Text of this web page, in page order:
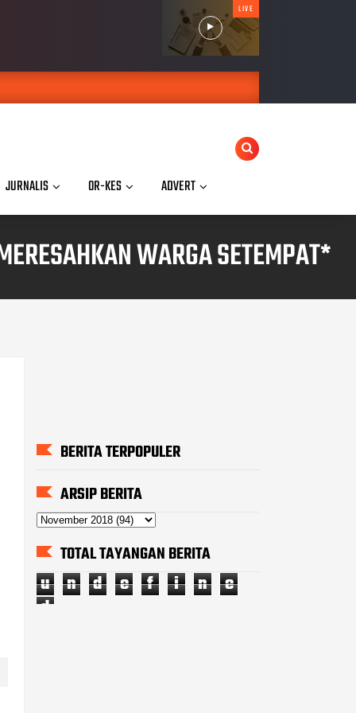
LIVE
JURNALIS OR-KES ADVERT
WARGA SETEMPAT*
BERITA TERPOPULER
ARSIP BERITA
TOTAL TAYANGAN BERITA
u n d e f i n
e
d